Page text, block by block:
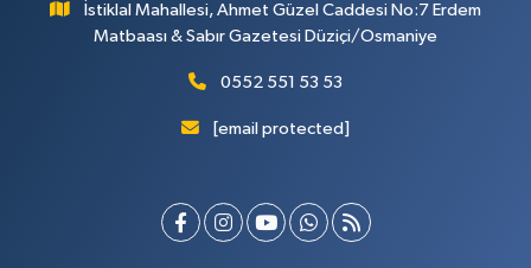
İstiklal Mahallesi, Ahmet Güzel Caddesi No:7 Erdem
Matbaası & Sabır Gazetesi Düziçi/Osmaniye
0552 551 53 53
[email protected]